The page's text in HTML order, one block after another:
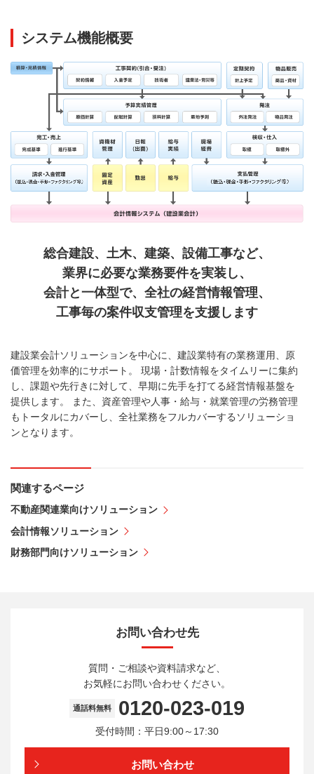
システム機能概要
総合建設、土木、建築、設備工事など、
業界に必要な業務要件を実装し、
会計と一体型で、全社の経営情報管理、
工事毎の案件収支管理を支援します
建設業会計ソリューションを中心に、建設業特有の業務運用、原
価管理を効率的にサポート。 現場・計数情報をタイムリーに集約
し、課題や先行きに対して、早期に先手を打てる経営情報基盤を
提供します。 また、資産管理や人事・給与・就業管理の労務管理
もトータルにカバーし、全社業務をフルカバーするソリューショ
ンとなります。
関連するページ
不動産関連業向けソリューション
会計情報ソリューション
財務部門向けソリューション
お問い合わせ先
質問・ご相談や資料請求など、
お気軽にお問い合わせください。
通話料無料 0120-023-019
受付時間：平日9:00～17:30
お問い合わせ